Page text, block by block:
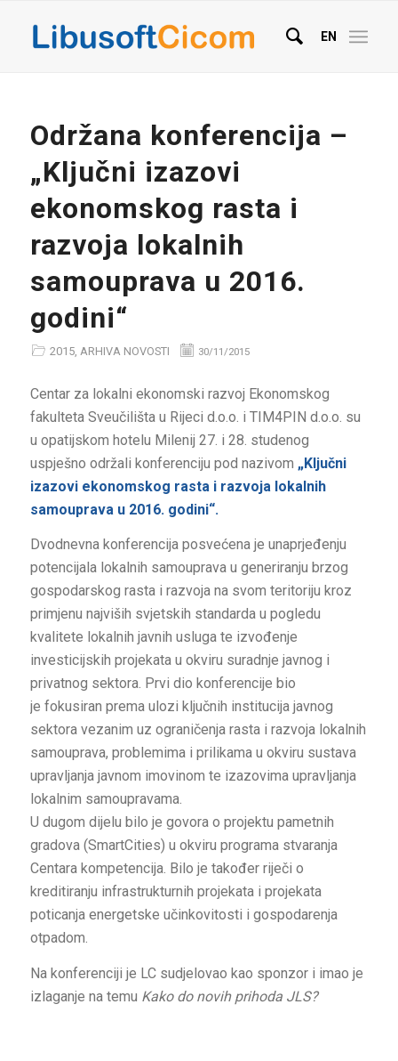
EN
Održana konferencija –
„Ključni izazovi
ekonomskog rasta i
razvoja lokalnih
samouprava u 2016.
godini“
2015, ARHIVA NOVOSTI 30/11/2015
Centar za lokalni ekonomski razvoj Ekonomskog
fakulteta Sveučilišta u Rijeci d.o.o. i TIM4PIN d.o.o. su
u opatijskom hotelu Milenij 27. i 28. studenog
uspješno održali konferenciju pod nazivom „Ključni
izazovi ekonomskog rasta i razvoja lokalnih
samouprava u 2016. godini“.
Dvodnevna konferencija posvećena je unaprjeđenju
potencijala lokalnih samouprava u generiranju brzog
gospodarskog rasta i razvoja na svom teritoriju kroz
primjenu najviših svjetskih standarda u pogledu
kvalitete lokalnih javnih usluga te izvođenje
investicijskih projekata u okviru suradnje javnog i
privatnog sektora. Prvi dio konferencije bio
je fokusiran prema ulozi ključnih institucija javnog
sektora vezanim uz ograničenja rasta i razvoja lokalnih
samouprava, problemima i prilikama u okviru sustava
upravljanja javnom imovinom te izazovima upravljanja
lokalnim samoupravama.
U dugom dijelu bilo je govora o projektu pametnih
gradova (SmartCities) u okviru programa stvaranja
Centara kompetencija. Bilo je također riječi o
kreditiranju infrastrukturnih projekata i projekata
poticanja energetske učinkovitosti i gospodarenja
otpadom.
Na konferenciji je LC sudjelovao kao sponzor i imao je
izlaganje na temu Kako do novih prihoda JLS?